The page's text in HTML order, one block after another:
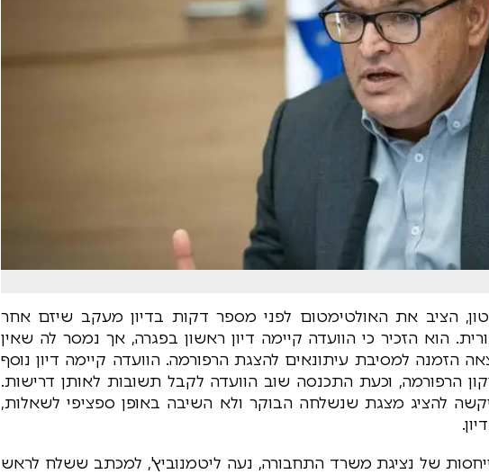
הציב את האולטימטום לפני מספר דקות בדיון מעקב שיזם אחר
הוא הזכיר כי הוועדה קיימה דיון ראשון בפגרה, אך נמסר לה שאין
הזמנה למסיבת עיתונאים להצגת הרפורמה. הוועדה קיימה דיון נוסף
הרפורמה, וכעת התכנסה שוב הוועדה לקבל תשובות לאותן דרישות.
להציג מצגת שנשלחה הבוקר ולא השיבה באופן ספציפי לשאלות,
של נציגת משרד התחבורה, נעה ליטמנוביץ', למכתב ששלח לראש